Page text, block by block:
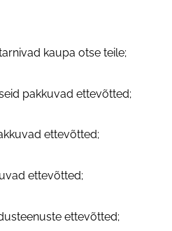
kaupa otse teile;
pakkuvad ettevõtted;
ettevõtted;
ettevõtted;
ettevõtted;